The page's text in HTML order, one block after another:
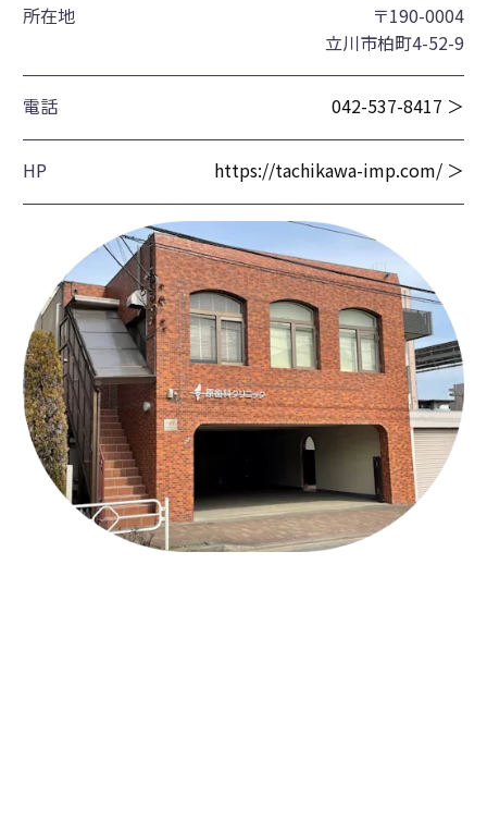
所在地
〒190-0004
立川市柏町4-52-9
電話 042-537-8417 ＞
HP https://tachikawa-imp.com/ ＞